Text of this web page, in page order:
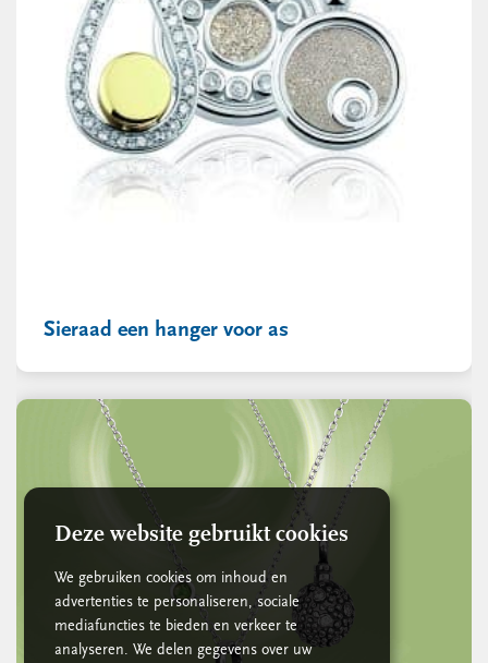
Sieraad een hanger voor as
Deze website gebruikt cookies
We gebruiken cookies om inhoud en
advertenties te personaliseren, sociale
mediafuncties te bieden en verkeer te
analyseren. We delen gegevens over uw